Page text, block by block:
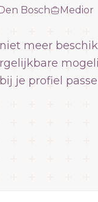
Bosch Medior
meer
je profiel